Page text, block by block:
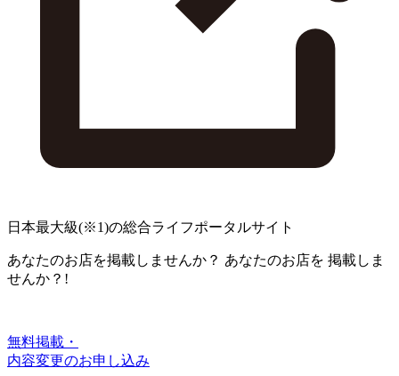
日本最大級(※1)の総合ライフポータルサイト
あなたのお店を掲載しませんか？ あなたのお店を 掲載しま
せんか？!
無料掲載・
内容変更のお申し込み